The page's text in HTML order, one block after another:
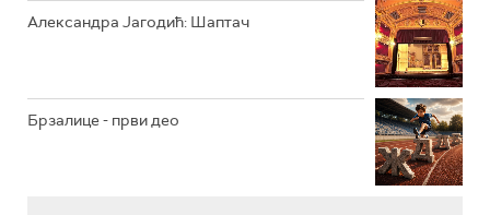
Александра Јагодић: Шаптач
Брзалице - први део